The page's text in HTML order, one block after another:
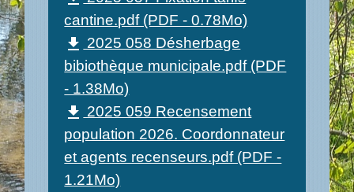
cantine.pdf (PDF - 0.78Mo)
file_download 2025 058 Désherbage
bibiothèque municipale.pdf (PDF
- 1.38Mo)
file_download 2025 059 Recensement
population 2026. Coordonnateur
et agents recenseurs.pdf (PDF -
1.21Mo)